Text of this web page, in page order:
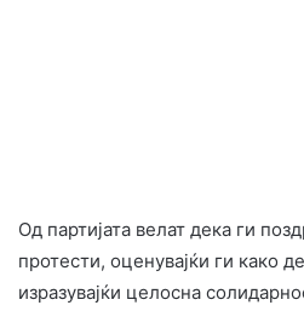
Од партијата велат дека ги
протести, оценувајќи ги како
изразувајќи целосна